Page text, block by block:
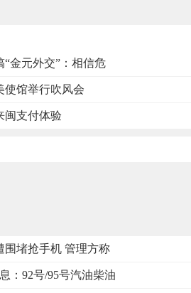
金元外交”：相信危
使馆举行吹风会
闽支付体验
围堵抢手机 管理方称
：92号/95号汽油柴油